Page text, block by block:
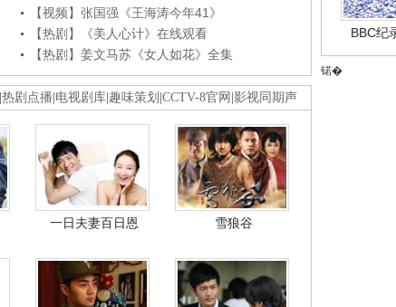
【视频】张国强《王海涛今年41》
【热剧】《美人心计》在线观看
【热剧】姜文马苏《女人如花》全集
热剧点播 电视剧库 趣味策划 CCTV-8官网 影视同期声
一日夫妻百日恩 雪狼谷
BBC纪
锘�